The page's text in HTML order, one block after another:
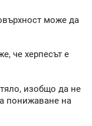
може да
че херпесът е
изобщо да не
понижаване на